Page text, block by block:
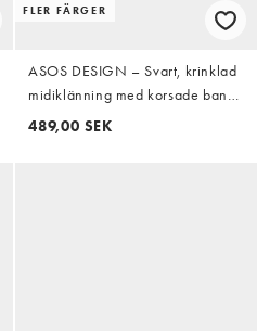
FLER FÄRGER
ASOS DESIGN – Svart, krinklad
midiklänning med korsade band
baktill
489,00 SEK